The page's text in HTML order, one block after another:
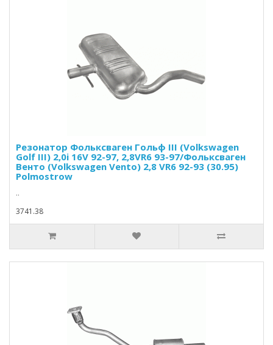
Резонатор Фольксваген Гольф III (Volkswagen
Golf III) 2,0i 16V 92-97, 2,8VR6 93-97/Фольксваген
Венто (Volkswagen Vento) 2,8 VR6 92-93 (30.95)
Polmostrow
..
3741.38